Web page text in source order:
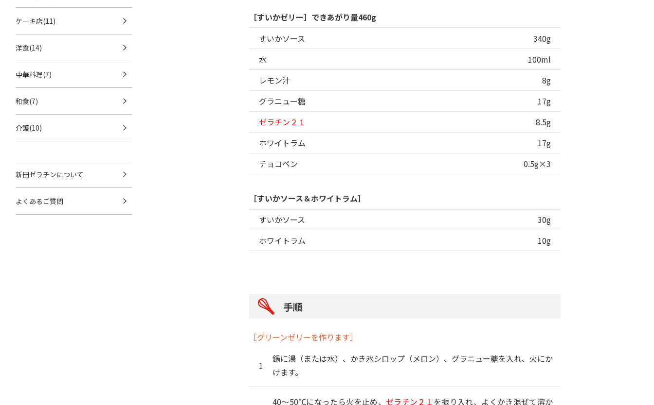
ケーキ店(11)
洋食(14)
中華料理(7)
和食(7)
介護(10)
新田ゼラチンについて
よくあるご質問
［すいかゼリー］できあがり量460g
すいかソース
340g
水
100ml
レモン汁
8g
グラニュー糖
17g
ゼラチン２１
8.5g
ホワイトラム
17g
チョコペン
0.5g×3
［すいかソース＆ホワイトラム］
すいかソース
30g
ホワイトラム
10g
手順
［グリーンゼリーを作ります］
鍋に湯（または水）、かき氷シロップ（メロン）、グラニュー糖を入れ、火にか
けます。
40～50℃になったら火を止め、 ゼラチン２１を振り入れ、よくかき混ぜて溶か